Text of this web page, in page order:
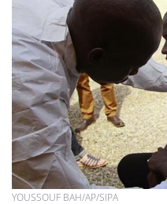
YOUSSOUF BAH/AP/SIPA